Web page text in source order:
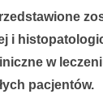
i
w
pacjentów.